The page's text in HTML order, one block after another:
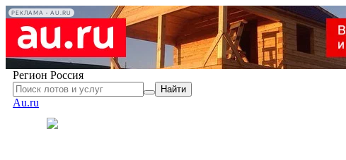
РЕКЛАМА • AU.RU
Регион Россия
Найти
Au.ru